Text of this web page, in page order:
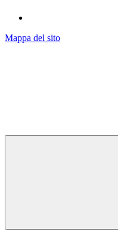
Mappa del sito